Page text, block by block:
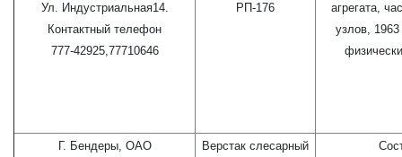
Ул. Индустриальная14.
Контактный телефон
777-42925,77710646
РП-176
агрегата,
узлов,
Г. Бендеры, ОАО
Верстак слесарный